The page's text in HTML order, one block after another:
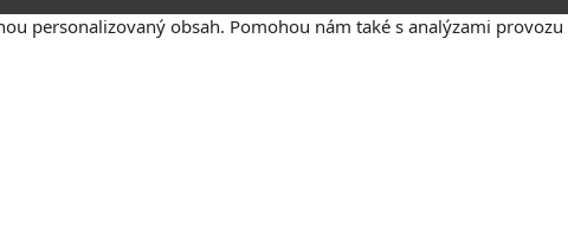
personalizovaný obsah. Pomohou nám také s analýzami provozu